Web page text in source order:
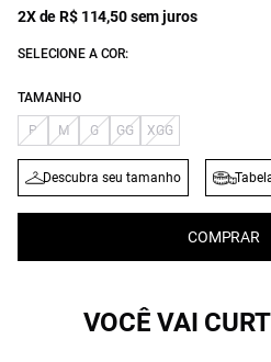
2X de R$ 114,50 sem juros
SELECIONE A COR:
TAMANHO
P M G GG XGG
Descubra seu tamanho
COMPRAR
VOCÊ VAI